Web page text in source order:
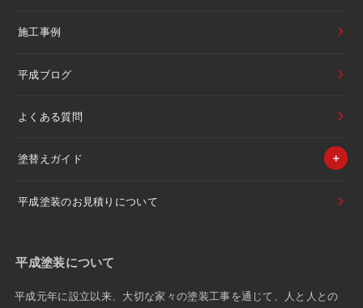
施工事例
平成ブログ
よくある質問
塗替えガイド
平成塗装のお見積りについて
平成塗装について
平成元年に設立以来、大切な家々の塗装工事を通じて、人と人との